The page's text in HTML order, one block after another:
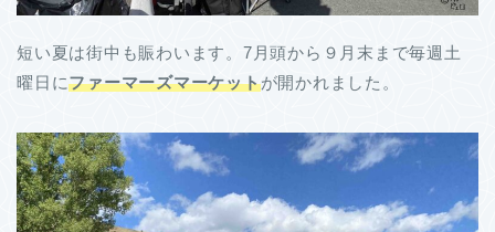
短い夏は街中も賑わいます。7月頭から９月末まで毎週土
曜日にファーマーズマーケットが開かれました。